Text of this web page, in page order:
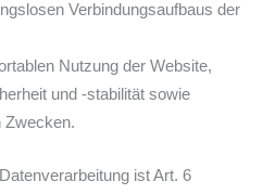
Verbindungsaufbaus der
Nutzung der Website,
und -stabilität sowie
Zwecken.
ist Art. 6